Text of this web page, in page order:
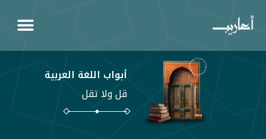
أبواب اللغة العربية
قل ولا تقل